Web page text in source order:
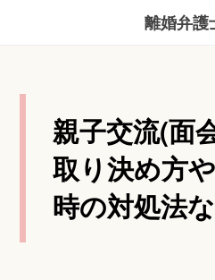
離婚弁護
親子交流(面
取り決め方
時の対処法